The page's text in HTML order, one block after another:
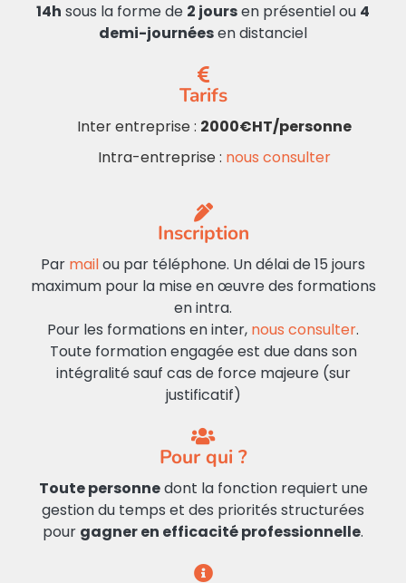
14h sous la forme de 2 joursen présentiel ou 4
demi-journéesen distanciel
Tarifs
Inter entreprise : 2000€HT/personne
Intra-entreprise : nous consulter
Inscription
Par mailou par téléphone. Un délai de 15 jours
maximum pour la mise en œuvre des formations
en intra.
Pour les formations en inter, nous consulter.
Toute formation engagée est due dans son
intégralité sauf cas de force majeure (sur
justificatif)
Pour qui ?
Toute personnedont la fonction requiert une
gestion du temps et des priorités structurées
pour gagner en efficacité professionnelle.